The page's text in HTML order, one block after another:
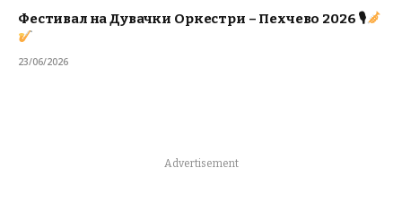
Фестивал на Дувачки Оркестри – Пехчево 2026 🎙
23/06/2026
Advertisement